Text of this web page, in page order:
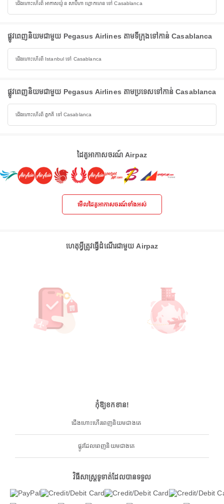
ជើងហោះហើរពី អាកាសយ៉ូន សាប៊ីហា ហ្គោកហេន ទៅ Casablanca
ផ្លូវពេញនិយមជាមួយ Pegasus Airlines តាមទីក្រុងទៅកាន់ Casablanca
ជើងហោះហើរពី Istanbul ទៅ Casablanca
ផ្លូវពេញនិយមជាមួយ Pegasus Airlines តាមប្រទេសទៅកាន់ Casablanca
ជើងហោះហើរពី តួកគី ទៅ Casablanca
ដៃគូអាកាសចរណ៍ Airpaz
មើលដៃគូអាកាសចរណ៍ទាំងអស់
ហេតុអ្វីត្រូវធ្វើដំណើរជាមួយ Airpaz
កុំឱ្យខកខាន!
ជើងហោះហើរពេញនិយមជាងគេ
ផ្លូវដែលពេញនិយមជាងគេ
វិធីសាស្ត្រទូទាត់ដែលបានទទួល